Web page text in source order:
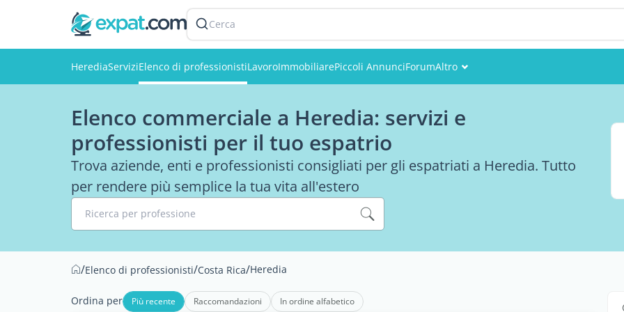
Cerca
HerediaServiziElenco di professionistiLavoroImmobiliarePiccoli AnnunciForumAltro
Utenti
Foto
Elenco commerciale a Heredia: servizi e
professionisti per il tuo espatrio
Trova aziende, enti e professionisti consigliati per gli espatriati a Heredia. Tutto
per rendere più semplice la tua vita all'estero
Ricerca per professione
/Elenco di professionisti/Costa Rica/Heredia
Ordina per Più recente Raccomandazioni In ordine alfabetico